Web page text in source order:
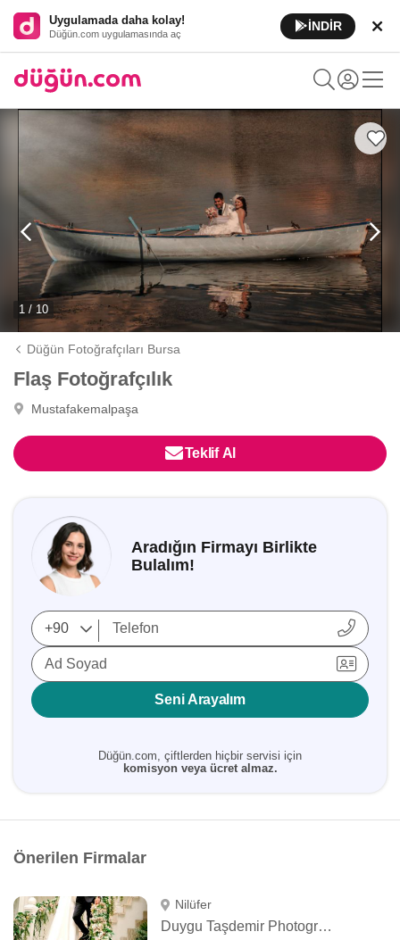
Uygulamada daha kolay!
Düğün.com uygulamasında aç
İNDİR
1 / 10
Düğün Fotoğrafçıları Bursa
Flaş Fotoğrafçılık
Mustafakemalpaşa
Teklif Al
Aradığın Firmayı Birlikte
Bulalım!
Ad Soyad
Seni Arayalım
Düğün.com, çiftlerden hiçbir servisi için
komisyon veya ücret almaz.
Önerilen Firmalar
Nilüfer
Duygu Taşdemir Photography